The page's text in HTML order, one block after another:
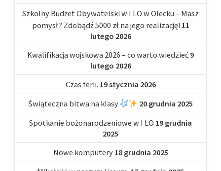
Szkolny Budżet Obywatelski w I LO w Olecku – Masz
pomysł? Zdobądź 5000 zł na jego realizację! 11
lutego 2026
Kwalifikacja wojskowa 2026 – co warto wiedzieć 9
lutego 2026
Czas ferii. 19 stycznia 2026
Świąteczna bitwa na klasy
20 grudnia 2025
Spotkanie bożonarodzeniowe w I LO 19 grudnia
2025
Nowe komputery 18 grudnia 2025